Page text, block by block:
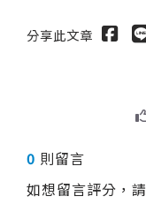
分享此文章
0 則留言
如想留言評分，